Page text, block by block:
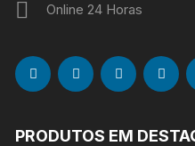
Online 24 Horas
PRODUTOS EM